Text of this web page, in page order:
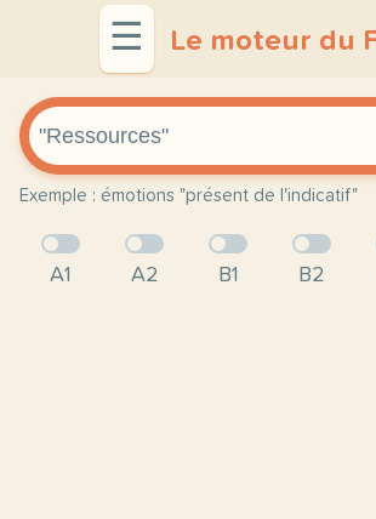
☰ Le moteur du
Exemple : émotions "présent de l'indicatif"
A1 A2 B1 B2